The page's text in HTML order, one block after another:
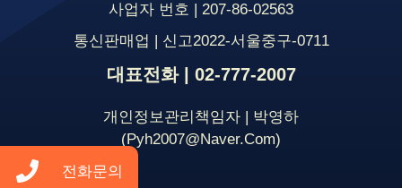
전화문의
사업자 번호 | 207-86-02563
통신판매업 | 신고2022-서울중구-0711
대표전화 | 02-777-2007
개인정보관리책임자 | 박영하
(pyh2007@naver.com)